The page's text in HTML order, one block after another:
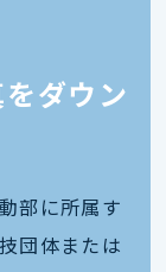
ダウン
部に所属す
団体または